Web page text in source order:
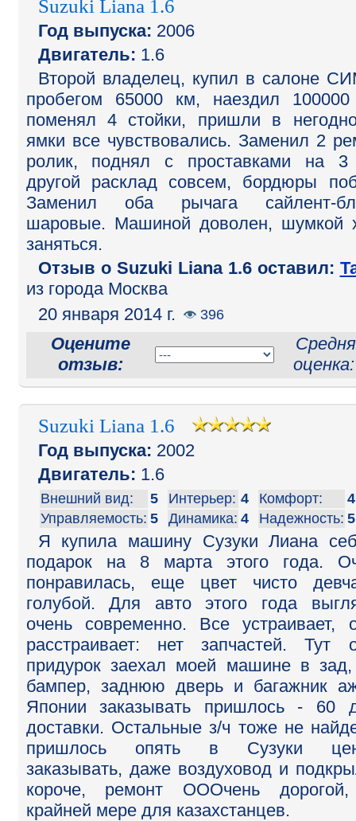
Suzuki Liana 1.6
Год выпуска: 2006
Двигатель: 1.6
Второй владелец, купил в салоне
пробегом 65000 км, наездил
поменял 4 стойки, пришли в
ямки все чувствовались. Заменил 2
ролик, поднял с проставками на
другой расклад совсем, бордюры
Заменил оба рычага сайлент-
шаровые. Машиной доволен, шумкой
заняться.
Отзыв o Suzuki Liana 1.6 оставил:
из города Москва
20 января 2014 г.
396
Оцените
отзыв:
Suzuki Liana 1.6
Год выпуска: 2002
Двигатель: 1.6
Внешний вид: 5 Интерьер: 4 Комфорт:
4
Управляемость: 5 Динамика: 4 Надежность: 5
Я купила машину Сузуки Лиана
подарок на 8 марта этого года.
понравилась, еще цвет чисто
голубой. Для авто этого года
очень современно. Все устраивает,
расстраивает: нет запчастей. Тут
придурок заехал моей машине в зад,
бампер, заднюю дверь и багажник
Японии заказывать пришлось - 60
доставки. Остальные з/ч тоже не
пришлось опять в Сузуки
заказывать, даже воздуховод и
короче, ремонт ОООчень
крайней мере для казахстанцев.